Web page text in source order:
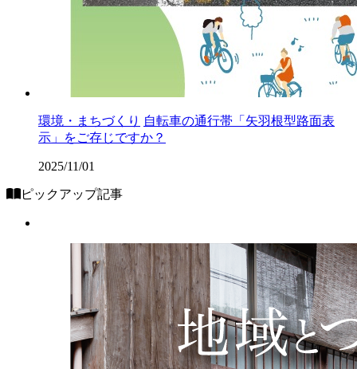
環境・まちづくり 自転車の通行帯「矢羽根型路面表
示」をご存じですか？
2025/11/01
ピックアップ記事